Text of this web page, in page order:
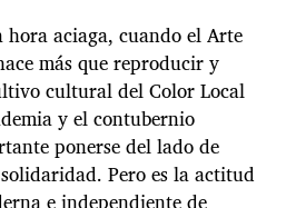
hora aciaga, cuando el Arte
más que reproducir y
cultural del Color Local
y el contubernio
ponerse del lado de
Pero es la actitud
e independiente de